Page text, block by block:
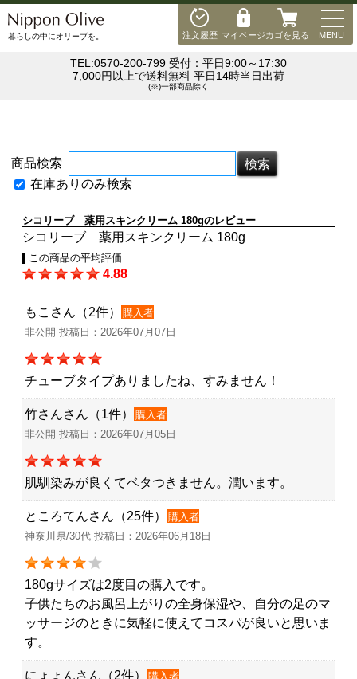
注文履歴 マイページカゴを見る MENU
暮らしの中にオリーブを。
TEL:0570-200-799 受付：平日9:00～17:30
7,000円以上で送料無料 平日14時当日出荷
(※)一部商品除く
商品検索
在庫ありのみ検索
シコリーブ 薬用スキンクリーム 180gのレビュー
シコリーブ 薬用スキンクリーム 180g
この商品の平均評価
4.88
もこさん（2件）
購入者
非公開 投稿日：2026年07月07日
チューブタイプありましたね、すみません！
竹さんさん（1件）
購入者
非公開 投稿日：2026年07月05日
肌馴染みが良くてベタつきません。潤います。
ところてんさん（25件）
購入者
神奈川県/30代 投稿日：2026年06月18日
180gサイズは2度目の購入です。
子供たちのお風呂上がりの全身保湿や、自分の足のマ
ッサージのときに気軽に使えてコスパが良いと思いま
す。
にょょんさん（2件）
購入者